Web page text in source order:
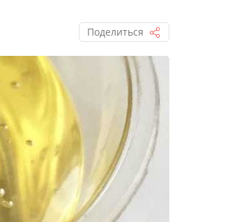
Поделиться